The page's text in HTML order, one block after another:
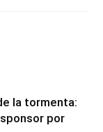
la tormenta:
por